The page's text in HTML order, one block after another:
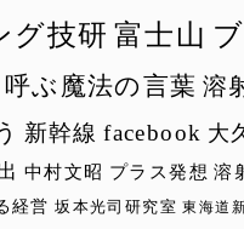
グ技研 富士山
ぶ魔法の言葉 溶
新幹線 facebook 大
中村文昭 プラス発想 溶
経営 坂本光司研究室 東海道